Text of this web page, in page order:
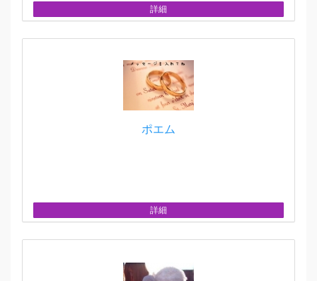
詳細
ポエム
詳細